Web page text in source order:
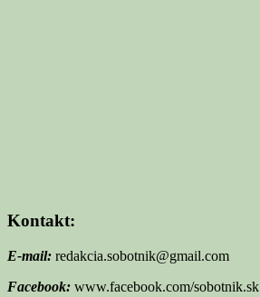
Kontakt:
E-mail: redakcia.sobotnik@gmail.com
Facebook: www.facebook.com/sobotnik.sk